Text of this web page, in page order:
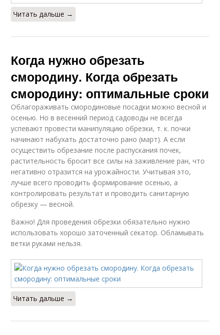
Читать дальше →
Когда нужно обрезать
смородину. Когда обрезать
смородину: оптимальные сроки
Облагораживать смородиновые посадки можно весной и
осенью. Но в весенний период садоводы не всегда
успевают провести манипуляцию обрезки, т. к. почки
начинают набухать достаточно рано (март). А если
осуществить обрезание после распускания почек,
растительность бросит все силы на заживление ран, что
негативно отразится на урожайности. Учитывая это,
лучше всего проводить формирование осенью, а
контролировать результат и проводить санитарную
обрезку — весной.
Важно! Для проведения обрезки обязательно нужно
использовать хорошо заточенный секатор. Обламывать
ветки руками нельзя.
Читать дальше →